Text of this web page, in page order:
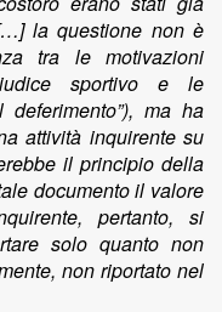
la questione non è
tra le motivazioni
sportivo e le
ma ha
attività inquirente su
il principio della
documento il valore
pertanto, si
solo quanto non
non riportato nel